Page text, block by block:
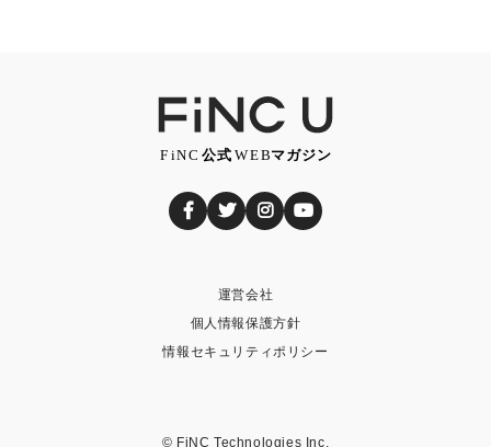
運営会社
個人情報保護方針
情報セキュリティポリシー
© FiNC Technologies Inc.